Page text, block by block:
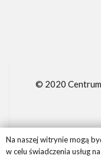
© 2020
Na naszej witrynie mogą
w celu świadczenia usług